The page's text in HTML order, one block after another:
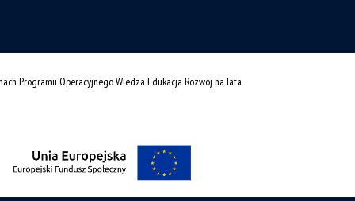
Programu Operacyjnego Wiedza Edukacja Rozwój na lata